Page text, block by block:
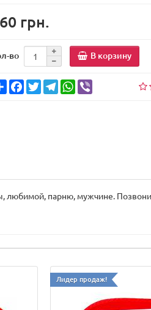
грн.
во В корзину
ShareFacebook
TwitterTelegramWhatsApp
парню, мужчине.
Лидер продаж!